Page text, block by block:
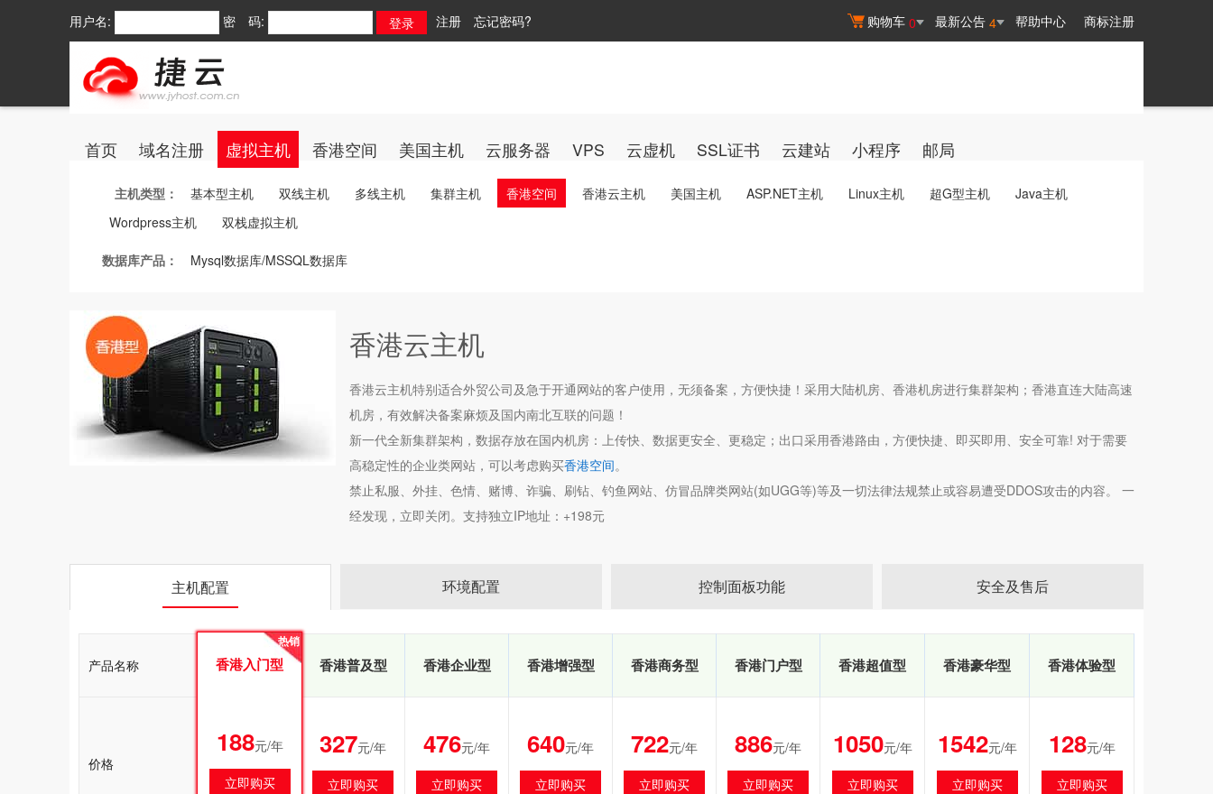
购物车 0 最新公告 4 帮助中心 商标注册
用户名: 密 码: 注册 忘记密码?
首页 域名注册 虚拟主机 香港空间 美国主机 云服务器 VPS 云虚机 SSL证书 云建站 小程序 邮局
主机类型： 基本型主机 双线主机 多线主机 集群主机 香港空间 香港云主机 美国主机 ASP.NET主机 Linux主机 超G型主机
Java主机
Wordpress主机
双栈虚拟主机
数据库产品： Mysql数据库/MSSQL数据库
香港云主机
香港云主机特别适合外贸公司及急于开通网站的客户使用，无须备案，方便快捷！采用大陆机房、香港机房进行集群架构；香港直连大陆高速
机房，有效解决备案麻烦及国内南北互联的问题！
新一代全新集群架构，数据存放在国内机房：上传快、数据更安全、更稳定；出口采用香港路由，方便快捷、即买即用、安全可靠! 对于需要
高稳定性的企业类网站，可以考虑购买香港空间。
禁止私服、外挂、色情、赌博、诈骗、刷钻、钓鱼网站、仿冒品牌类网站(如UGG等)等及一切法律法规禁止或容易遭受DDOS攻击的内容。 一
经发现，立即关闭。支持独立IP地址：+198元
主机配置 环境配置 控制面板功能 安全及售后
产品名称
热销
香港入门型 香港普及型 香港企业型 香港增强型 香港商务型 香港门户型 香港超值型 香港豪华型 香港体验型
价格
188元/年
立即购买
327元/年
立即购买
476元/年
立即购买
640元/年
立即购买
722元/年
立即购买
886元/年
立即购买
1050元/年
立即购买
1542元/年
立即购买
128元/年
立即购买
热销
香港入门型
188元/年
立即购买